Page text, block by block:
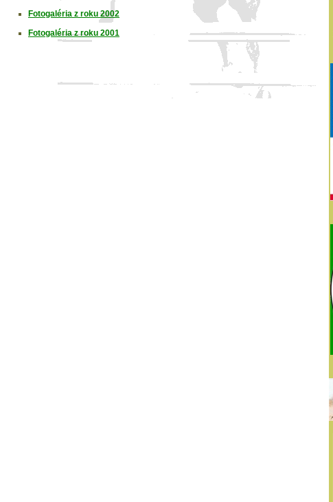
Fotogaléria z roku 2002
Fotogaléria z roku 2001